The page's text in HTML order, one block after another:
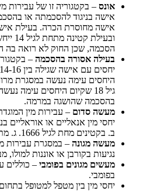
אונס – בקטגוריה זו של עבירות
אישה בניגוד להסכמתה או
אישה מחוסרת הכרה. בעילת
הסכמה, שכן החוק לא רואה בה
בעילה אסורה בהסכמה –
היחסים עימה נעשה במסגרת
גיל 18 שקיום היחסים עימה
בהסכמה שהושגה במרמה.
מעשה סדום – עבירות מין
יחסי מין אנאליים או
ב. בקטינים מחת לגיל 1666. ג. מתוך ניצול של מרות או תלות.
מעשה מגונה – במסגרת עבירות
נגיעות בקורבן או אוננות למולו,
מעשים מגונים בפומבי – כוללים
בפומבי.
יחסי מין בין מטפל למטופל